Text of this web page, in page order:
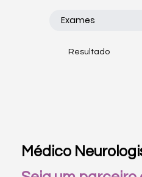
Resultado
Médico